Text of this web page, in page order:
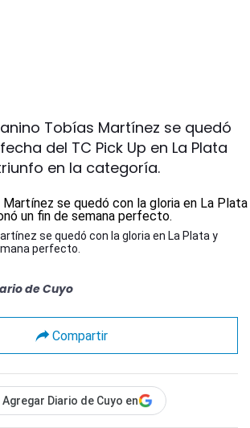
Tobías Martínez se quedó
del TC Pick Up en La Plata
en la categoría.
se quedó con la gloria en La Plata y
perfecto.
de Cuyo
Compartir
Agregar Diario de Cuyo en